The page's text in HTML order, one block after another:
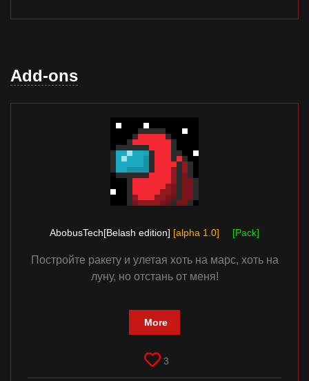
Add-ons
AbobusTech[Belash edition] [alpha 1.0] [Pack]
Постройте ракету и улетая хоть на марс, хоть на
луну, но отстань от меня!
More
3